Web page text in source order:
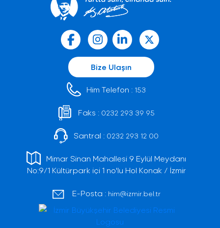
Bize Ulaşın
Him Telefon : 153
Faks : 0232 293 39 95
Santral : 0232 293 12 00
Mimar Sinan Mahallesi 9 Eylül Meydanı
No:9/1 Kültürpark içi 1 no'lu Hol Konak / İzmir
E-Posta : him@izmir.bel.tr